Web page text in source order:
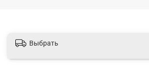
Выбрать